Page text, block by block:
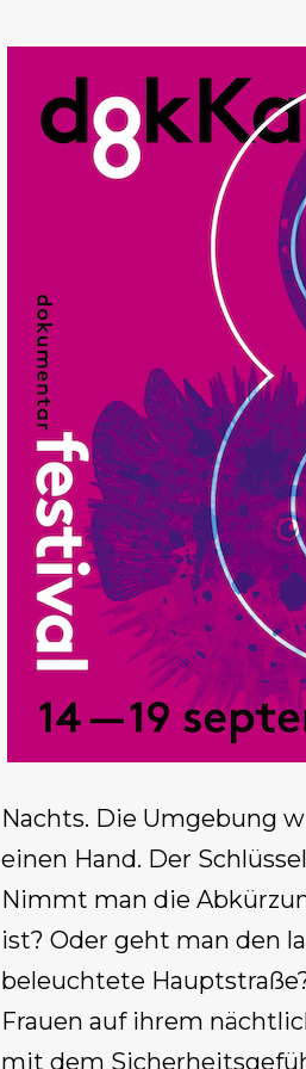
Nachts. Die Umgebung
einen Hand. Der
Nimmt man die
ist? Oder geht man den
beleuchtete
Frauen auf ihrem
mit dem